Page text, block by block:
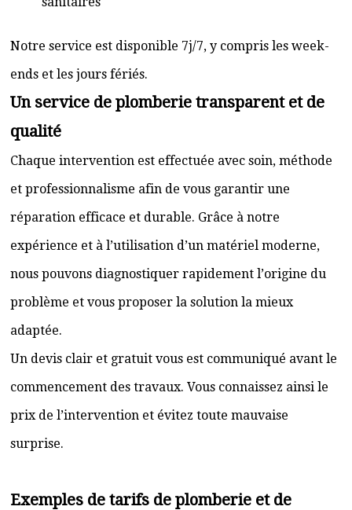
Notre service est disponible 7j/7, y compris les week-
ends et les jours fériés.
Un service de plomberie transparent et de
qualité
Chaque intervention est effectuée avec soin, méthode
et professionnalisme afin de vous garantir une
réparation efficace et durable. Grâce à notre
expérience et à l’utilisation d’un matériel moderne,
nous pouvons diagnostiquer rapidement l’origine du
problème et vous proposer la solution la mieux
adaptée.
Un devis clair et gratuit vous est communiqué avant le
commencement des travaux. Vous connaissez ainsi le
prix de l’intervention et évitez toute mauvaise
surprise.
Exemples de tarifs de plomberie et de